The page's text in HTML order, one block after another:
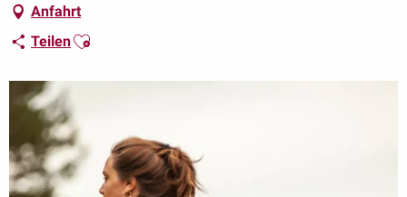
Anfahrt
TeilenAjouter aux favoris